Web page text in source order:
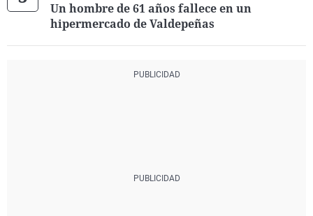
Un hombre de 61 años fallece en un
hipermercado de Valdepeñas